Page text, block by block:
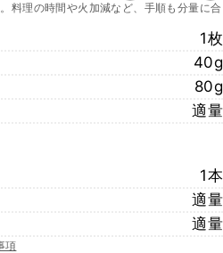
料理の時間や火加減など、手順も分量に合
1枚
40g
80g
適量
1本
適量
適量
項